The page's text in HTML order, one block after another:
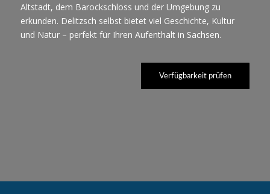
Altstadt, dem Barockschloss und der Umgebung zu
erkunden. Delitzsch selbst bietet viel Geschichte, Kultur
und Natur – perfekt für Ihren Aufenthalt in Sachsen.
Verfügbarkeit prüfen